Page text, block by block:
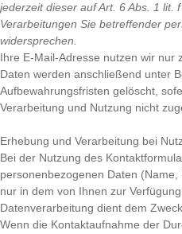
jederzeit dieser auf Art. 6 Abs. 1 lit.
Verarbeitungen Sie betreffender
widersprechen.
Ihre E-Mail-Adresse nutzen wir nur
Daten werden anschließend unter
Aufbewahrungsfristen gelöscht,
Verarbeitung und Nutzung nicht
Erhebung und Verarbeitung bei
Bei der Nutzung des
personenbezogenen Daten
nur in dem von Ihnen zur
Datenverarbeitung dient dem
Wenn die Kontaktaufnahme der